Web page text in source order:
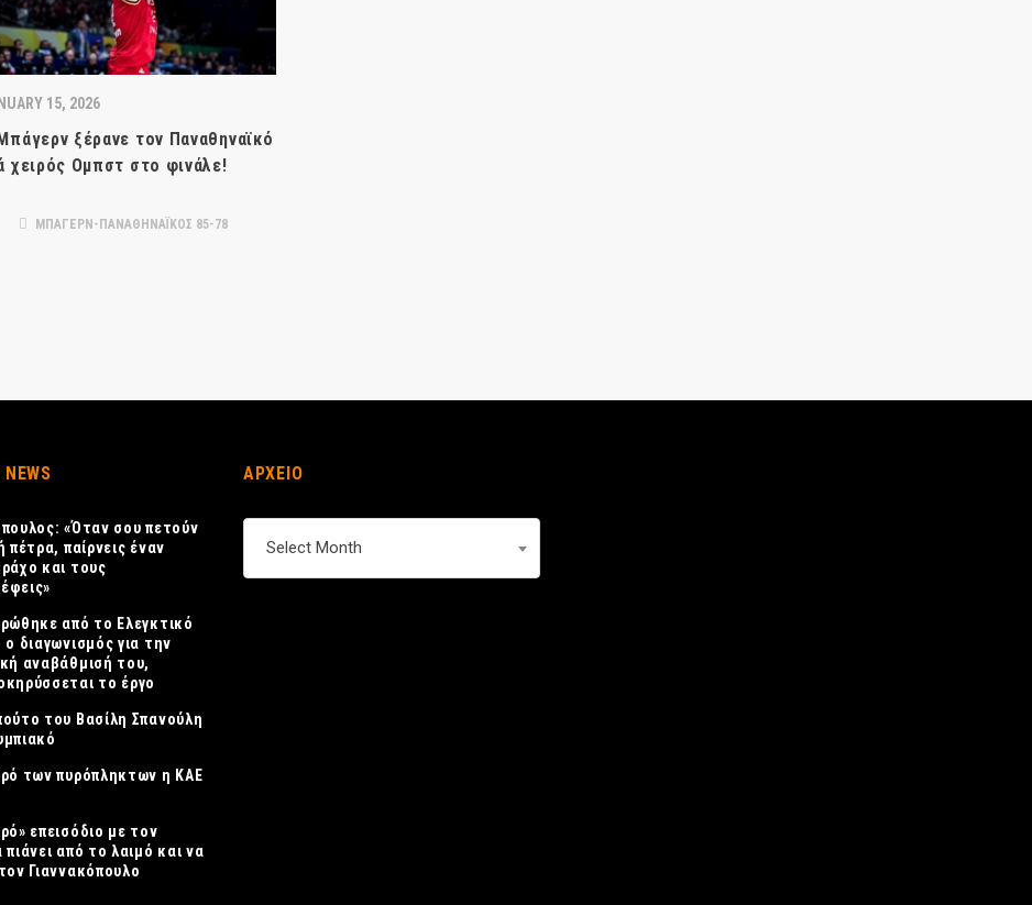
15, 2026
ξέρανε τον Παναθηναϊκό
χειρός Ομπστ στο φινάλε!
ΜΠΑΓΕΡΝ-ΠΑΝΑΘΗΝΑΪΚΟΣ 85-78
«Όταν σου πετούν
πέτρα, παίρνεις έναν
και τους
από το Ελεγκτικό
ο διαγωνισμός για την
αναβάθμισή του,
το έργο
του Βασίλη Σπανούλη
των πυρόπληκτων η ΚΑΕ
επεισόδιο με τον
πιάνει από το λαιμό και να
Γιαννακόπουλο
ΑΡΧΕΙΟ
Select Month